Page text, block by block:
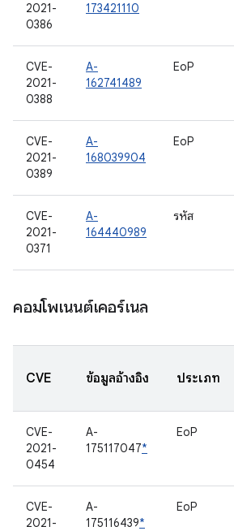
2021-
0386
173421110
CVE-
2021-
0388
A-
162741489
EoP
CVE-
2021-
0389
A-
168039904
EoP
CVE-
2021-
0371
A-
164440989
รหัส
คอมโพเนนต์เคอร์เนล
CVE ข้อมูลอ้างอิง ประเภท
CVE-
2021-
0454
A-
175117047*
EoP
CVE-
2021-
A-
175116439*
EoP